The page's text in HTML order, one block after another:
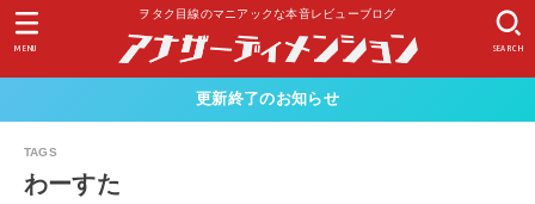
ヲタク目線のマニアックな本音レビューブログ
SEARCH
MENU
更新終了のお知らせ
わーすた